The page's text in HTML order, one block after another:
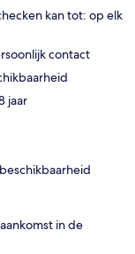
kan tot: op elk
contact
jaar
in de